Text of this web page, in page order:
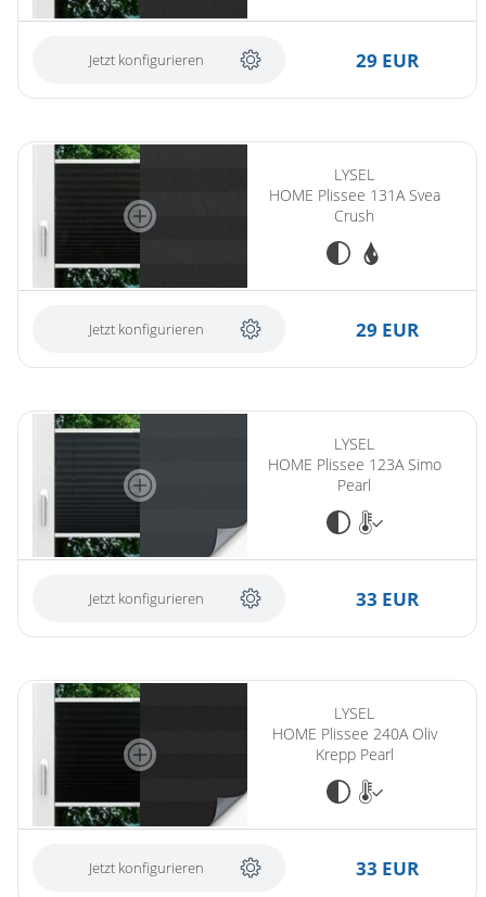
Gardinenstange
StoffeJetzt konfigurieren 29 EUR
LYSEL
HOME Plissee 131A Svea
Crush
Jetzt konfigurieren 29 EUR
LYSEL
HOME Plissee 123A Simo
Pearl
Jetzt konfigurieren 33 EUR
LYSEL
HOME Plissee 240A Oliv
Krepp Pearl
Jetzt konfigurieren 33 EUR